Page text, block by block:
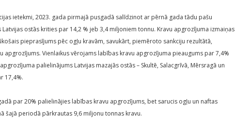
ietekmi, 2023. gada pirmajā pusgadā salīdzinot ar pērnā gada tādu pašu
ostās krities par 14,2 % jeb 3,4 miljoniem tonnu. Kravu apgrozījuma izmaiņas
pieprasījums pēc ogļu kravām, savukārt, piemēroto sankciju rezultātā,
apgrozījums. Vienlaikus vērojams labības kravu apgrozījuma pieaugums par 7,4%
palielinājums Latvijas mazajās ostās – Skultē, Salacgrīvā, Mērsragā un
17,4%.
par 20% palielinājies labības kravu apgrozījums, bet sarucis ogļu un naftas
šajā periodā pārkrautas 9,6 miljonu tonnas kravu.